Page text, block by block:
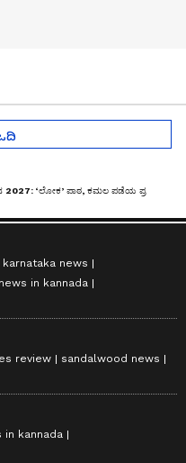
ಯುಪಿ ಕದನ 2027: ‘ಲೋಕ’ ಪಾಠ, ಕಮಲ ಪಡೆಯ ಪ್ರತೀಕಾರ! ವಿಪಕ್ಷಗಳ ನಿದ್ದೆಗೆಡಿಸಿದ ಬಿಜೆಪಿಯ ಮಹಾ ಚಾಣಕ್ಯ ತಂತ್ರ!
karnataka news
in kannada
review
sandalwood news
kannada